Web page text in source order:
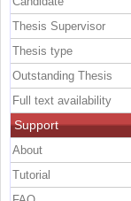
Thesis Supervisor
Thesis type
Outstanding Thesis
Full text availability
Support
About
Tutorial